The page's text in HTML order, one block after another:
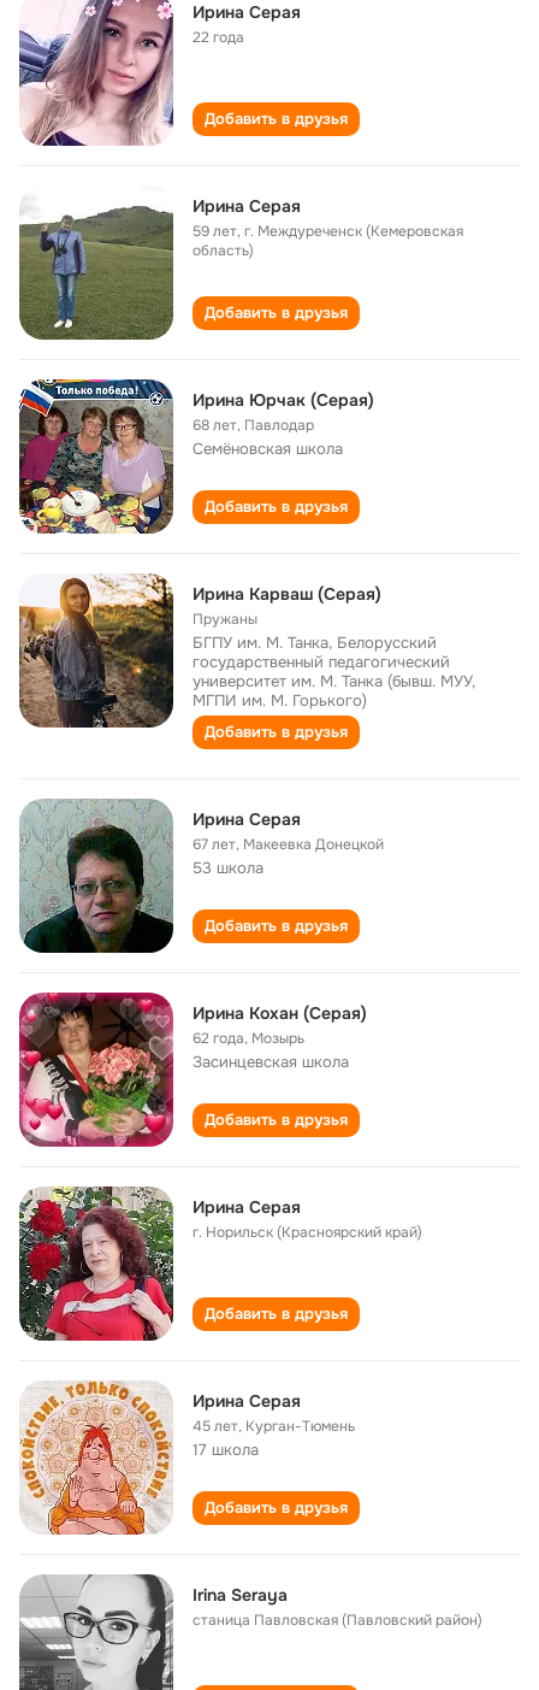
Ирина Серая
22 года
Добавить в друзья
Ирина Серая
59 лет,г. Междуреченск (Кемеровская
область)
Добавить в друзья
Ирина Юрчак (Серая)
68 лет, Павлодар
Семёновская школа
Добавить в друзья
Ирина Карваш (Серая)
Пружаны
БГПУ им. М. Танка, Белорусский
государственный педагогический
университет им. М. Танка (бывш. МУУ,
МГПИ им. М. Горького)
Добавить в друзья
Ирина Серая
67 лет, Макеевка Донецкой
53 школа
Добавить в друзья
Ирина Кохан (Серая)
62 года, Мозырь
Засинцевская школа
Добавить в друзья
Ирина Серая
г. Норильск (Красноярский край)
Добавить в друзья
Ирина Серая
45 лет, Курган-Тюмень
17 школа
Добавить в друзья
Irina Seraya
станица Павловская (Павловский район)